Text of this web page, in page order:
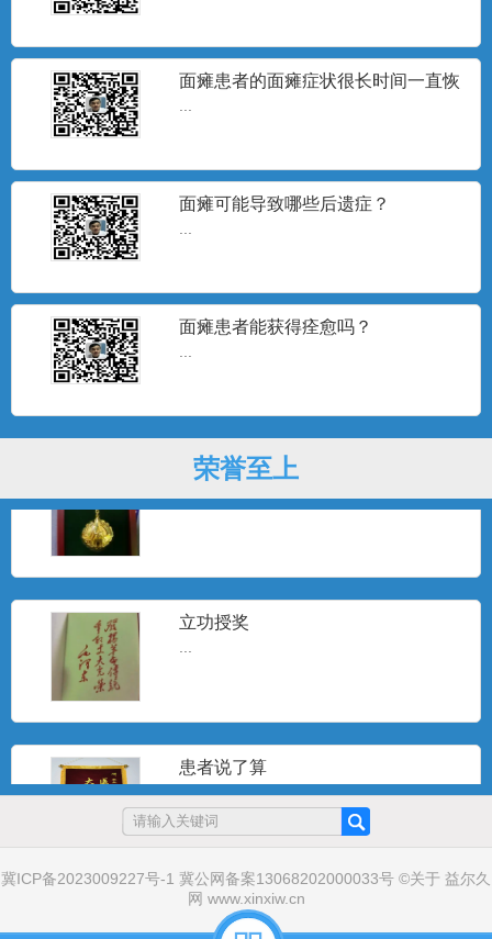
面瘫患者的面瘫症状很长时间一直恢
面瘫可能导致哪些后遗症？
面瘫患者能获得痊愈吗？
荣誉至上
患者说了算
戎马一生
...
立功授奖
患者说了算
...
戎马一生
...
冀ICP备2023009227号-1 冀公网备案13068202000033号 ©关于 益尔久
网 www.xinxiw.cn